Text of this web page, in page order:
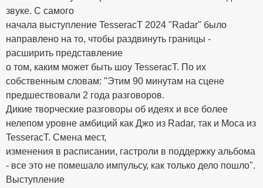
звуке. С самого
начала выступление TesseracT 2024 "Radar" было
направлено на то, чтобы раздвинуть границы -
расширить представление
о том, каким может быть шоу TesseracT. По их
собственным словам: "Этим 90 минутам на сцене
предшествовали 2 года разговоров.
Дикие творческие разговоры об идеях и все более
нелепом уровне амбиций как Джо из Radar, так и Моса из
TesseracT. Смена мест,
изменения в расписании, гастроли в поддержку альбома
- все это не помешало импульсу, как только дело пошло".
Выступление